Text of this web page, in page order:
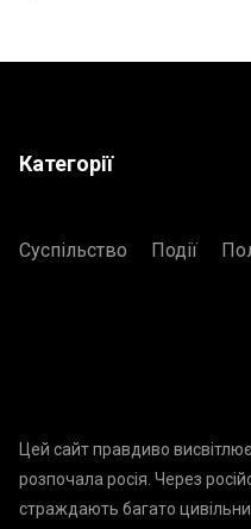
Категорії
Суспільство Події
Цей сайт правдиво висвітлює
розпочала росія. Через
страждають багато